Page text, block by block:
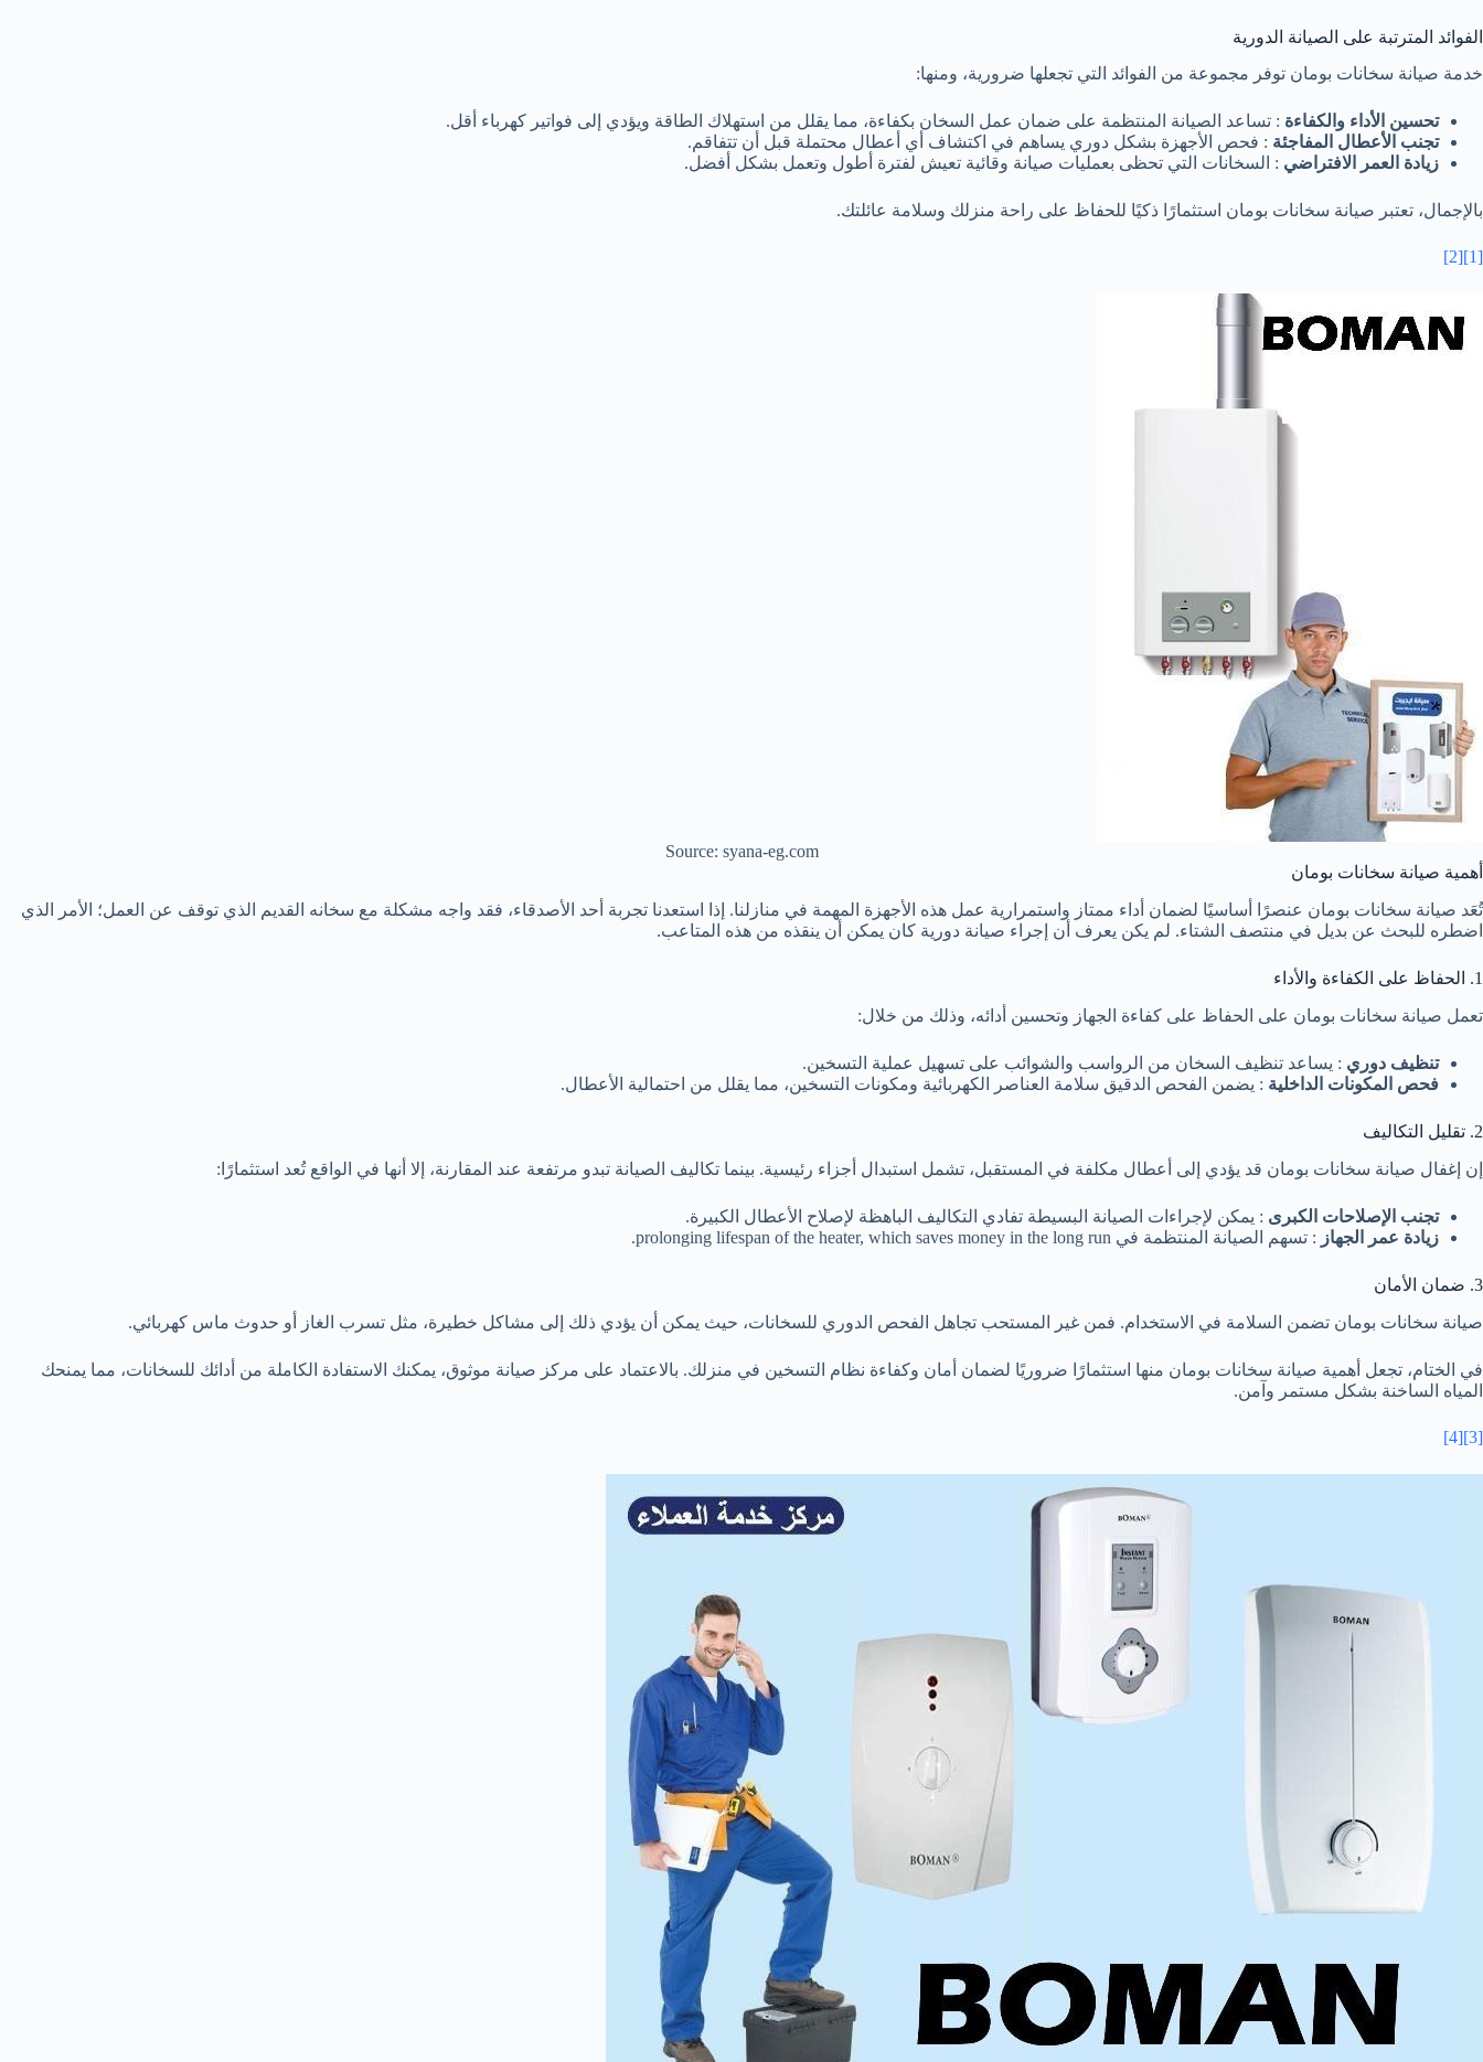
الفوائد المترتبة على الصيانة الدورية
خدمة صيانة سخانات بومان توفر مجموعة من الفوائد التي تجعلها ضرورية، ومنها:
تحسين الأداء والكفاءة : تساعد الصيانة المنتظمة على ضمان عمل السخان بكفاءة، مما يقلل من استهلاك الطاقة ويؤدي إلى فواتير كهرباء أقل.
تجنب الأعطال المفاجئة : فحص الأجهزة بشكل دوري يساهم في اكتشاف أي أعطال محتملة قبل أن تتفاقم.
زيادة العمر الافتراضي : السخانات التي تحظى بعمليات صيانة وقائية تعيش لفترة أطول وتعمل بشكل أفضل.
بالإجمال، تعتبر صيانة سخانات بومان استثمارًا ذكيًا للحفاظ على راحة منزلك وسلامة عائلتك.
[1]
[2]
Source: syana-eg.com
أهمية صيانة سخانات بومان
تُعَد صيانة سخانات بومان عنصرًا أساسيًا لضمان أداء ممتاز واستمرارية عمل هذه الأجهزة المهمة في منازلنا. إذا استعدنا تجربة أحد الأصدقاء، فقد واجه مشكلة مع سخانه القديم الذي توقف عن العمل؛ الأمر الذي
اضطره للبحث عن بديل في منتصف الشتاء. لم يكن يعرف أن إجراء صيانة دورية كان يمكن أن ينقذه من هذه المتاعب.
1. الحفاظ على الكفاءة والأداء
تعمل صيانة سخانات بومان على الحفاظ على كفاءة الجهاز وتحسين أدائه، وذلك من خلال:
تنظيف دوري : يساعد تنظيف السخان من الرواسب والشوائب على تسهيل عملية التسخين.
فحص المكونات الداخلية : يضمن الفحص الدقيق سلامة العناصر الكهربائية ومكونات التسخين، مما يقلل من احتمالية الأعطال.
2. تقليل التكاليف
إن إغفال صيانة سخانات بومان قد يؤدي إلى أعطال مكلفة في المستقبل، تشمل استبدال أجزاء رئيسية. بينما تكاليف الصيانة تبدو مرتفعة عند المقارنة، إلا أنها في الواقع تُعد استثمارًا:
تجنب الإصلاحات الكبرى : يمكن لإجراءات الصيانة البسيطة تفادي التكاليف الباهظة لإصلاح الأعطال الكبيرة.
زيادة عمر الجهاز : تسهم الصيانة المنتظمة في prolonging lifespan of the heater, which saves money in the long run.
3. ضمان الأمان
صيانة سخانات بومان تضمن السلامة في الاستخدام. فمن غير المستحب تجاهل الفحص الدوري للسخانات، حيث يمكن أن يؤدي ذلك إلى مشاكل خطيرة، مثل تسرب الغاز أو حدوث ماس كهربائي.
في الختام، تجعل أهمية صيانة سخانات بومان منها استثمارًا ضروريًا لضمان أمان وكفاءة نظام التسخين في منزلك. بالاعتماد على مركز صيانة موثوق، يمكنك الاستفادة الكاملة من أدائك للسخانات، مما يمنحك
المياه الساخنة بشكل مستمر وآمن.
[3]
[4]